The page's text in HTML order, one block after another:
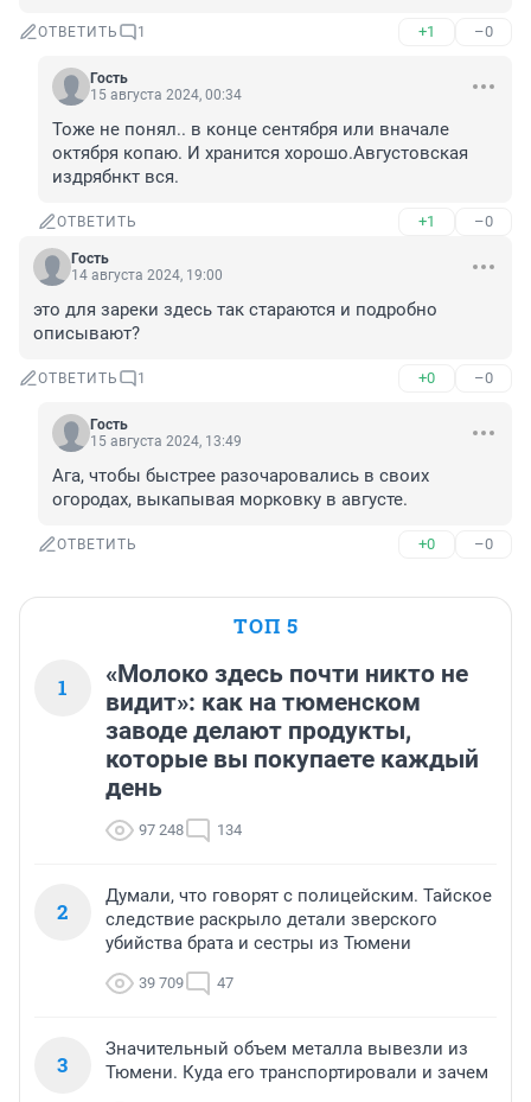
ОТВЕТИТЬ 1 +1 –0
Гость
15 августа 2024, 00:34
Тоже не понял.. в конце сентября или вначале
октября копаю. И хранится хорошо.Августовская
издрябнкт вся.
ОТВЕТИТЬ +1 –0
Гость
14 августа 2024, 19:00
это для зареки здесь так стараются и подробно
описывают?
ОТВЕТИТЬ 1 +0 –0
Гость
15 августа 2024, 13:49
Ага, чтобы быстрее разочаровались в своих
огородах, выкапывая морковку в августе.
ОТВЕТИТЬ +0 –0
ТОП 5
1
«Молоко здесь почти никто не
видит»: как на тюменском
заводе делают продукты,
которые вы покупаете каждый
день
97 248 134
2
Думали, что говорят с полицейским. Тайское
следствие раскрыло детали зверского
убийства брата и сестры из Тюмени
39 709 47
3
Значительный объем металла вывезли из
Тюмени. Куда его транспортировали и зачем